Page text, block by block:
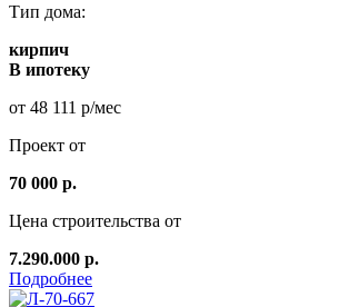
Тип дома:
кирпич
В ипотеку
от 48 111 р/мес
Проект от
70 000 р.
Цена строительства от
7.290.000 р.
Подробнее